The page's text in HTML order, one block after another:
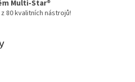
Multi-Star®
80 kvalitních nástrojů!